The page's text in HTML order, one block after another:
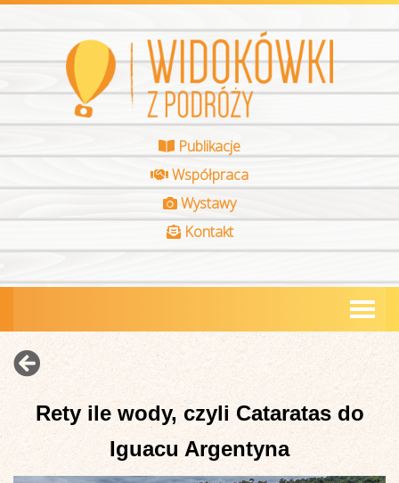
Publikacje
Współpraca
Wystawy
Kontakt
Rety ile wody, czyli Cataratas do
Iguacu Argentyna